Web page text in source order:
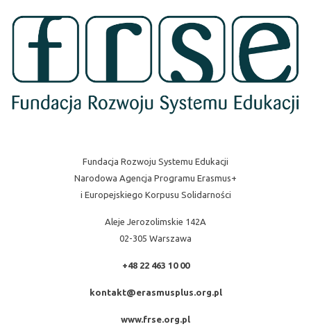
Fundacja Rozwoju Systemu Edukacji
Narodowa Agencja Programu Erasmus+
i Europejskiego Korpusu Solidarności
Aleje Jerozolimskie 142A
02-305 Warszawa
+48 22 463 10 00
kontakt@erasmusplus.org.pl
www.frse.org.pl